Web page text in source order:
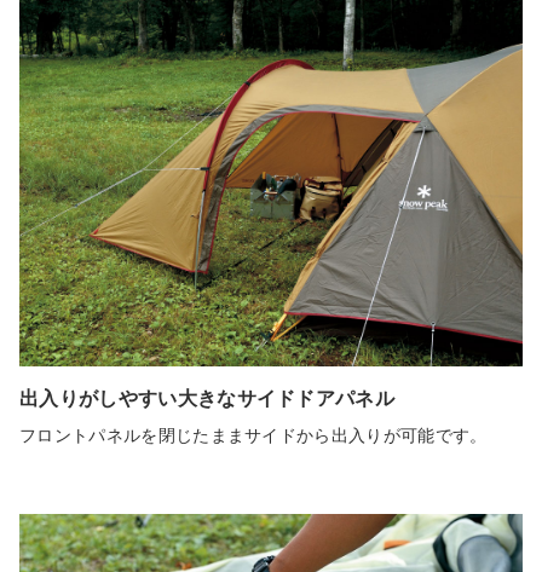
出入りがしやすい大きなサイドドアパネル
フロントパネルを閉じたままサイドから出入りが可能です。